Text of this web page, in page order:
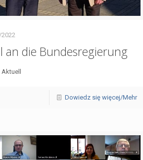
an die Bundesregierung
Aktuell
Dowiedz się więcej/Mehr